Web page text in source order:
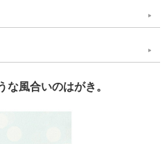
な風合いのはがき。